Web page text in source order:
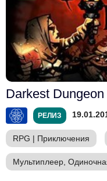
Darkest Dungeon
РЕЛИЗ
RPG | Приключения
Мультиплеер,